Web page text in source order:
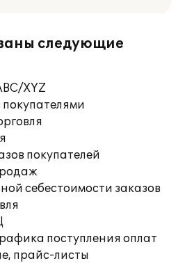
следующие
XYZ
покупателей
себестоимости заказов
поступления оплат
прайс-листы